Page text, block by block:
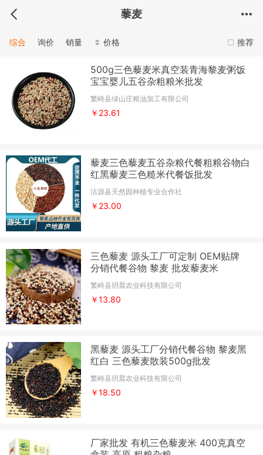
藜麦
推荐
综合 询价 销量 价格
500g三色藜麦米真空装青海黎麦粥饭
宝宝婴儿五谷杂粗粮米批发
繁峙县绿山庄粮油加工有限公司
￥23.61
藜麦三色藜麦五谷杂粮代餐粗粮谷物白
红黑藜麦三色糙米代餐饭批发
沽源县天然园种植专业合作社
￥23.00
三色藜麦 源头工厂可定制 OEM贴牌
分销代餐谷物 黎麦 批发藜麦米
繁峙县玥晨农业科技有限公司
￥13.80
黑藜麦 源头工厂分销代餐谷物 黎麦黑
红白 三色藜麦散装500g批发
繁峙县玥晨农业科技有限公司
￥18.50
厂家批发 有机三色藜麦米 400克真空